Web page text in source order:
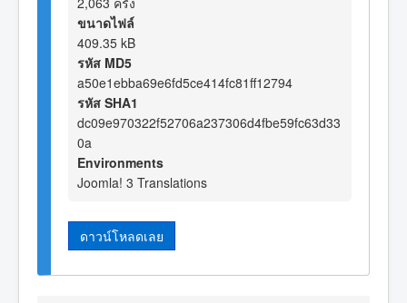
ขนาดไฟล์
409.35 kB
รหัส MD5
a50e1ebba69e6fd5ce414fc81ff12794
รหัส SHA1
dc09e970322f52706a237306d4fbe59fc63d33
0a
Environments
Joomla! 3 Translations
ดาวน์โหลดเลย